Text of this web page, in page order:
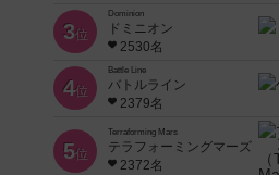
3位
Dominion
ドミニオン
2530名
4位
Battle Line
バトルライン
2379名
5位
Terraforming Mars
テラフォーミングマーズ
2372名